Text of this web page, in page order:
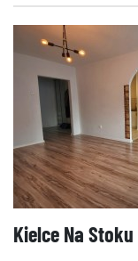
Kielce Na Stoku